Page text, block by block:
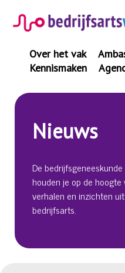
naar
inhoud
Over het vak
Kennismaken
Nieuws
De
houden je op de
verhalen en inzichten
bedrijfsarts.